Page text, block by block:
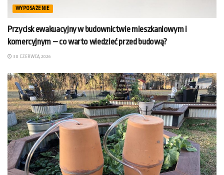
WYPOSAŻENIE
Przycisk ewakuacyjny w budownictwie mieszkaniowym i
komercyjnym – co warto wiedzieć przed budową?
30 CZERWCA, 2026